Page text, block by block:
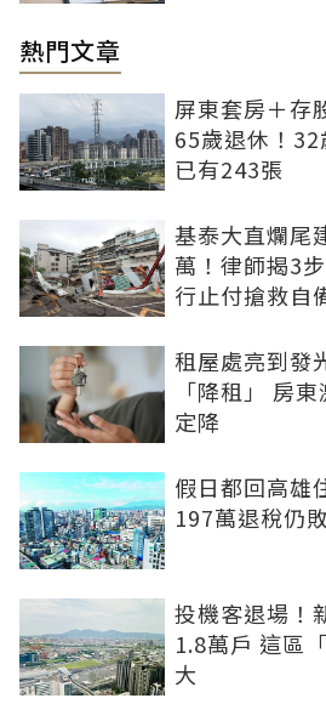
熱門文章
屏東套房＋存
65歲退休！
已有243張
基泰大直爛尾
萬！律師揭3
行止付搶救自
租屋處亮到發
「降租」 房
定降
假日都回高雄
197萬退稅仍
投機客退場！
1.8萬戶 這區
大